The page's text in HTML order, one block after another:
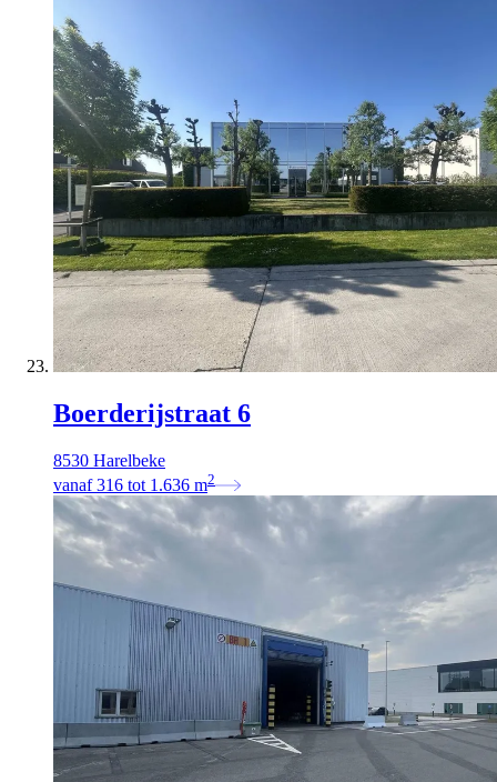
Boerderijstraat 6
8530 Harelbeke
vanaf 316 tot 1.636 m2